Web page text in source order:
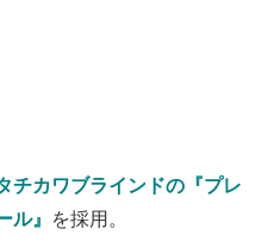
チカワブラインドの『プレ
ル』
を採用。